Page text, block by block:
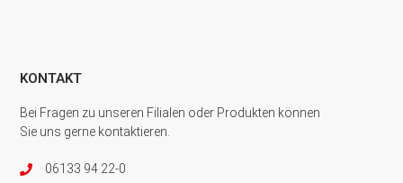
KONTAKT
Bei Fragen zu unseren Filialen oder Produkten können
Sie uns gerne kontaktieren.
06133 94 22-0